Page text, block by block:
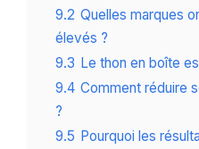
9.2 Quelles marques
élevés ?
9.3 Le thon en boîte
9.4 Comment réduire
?
9.5 Pourquoi les